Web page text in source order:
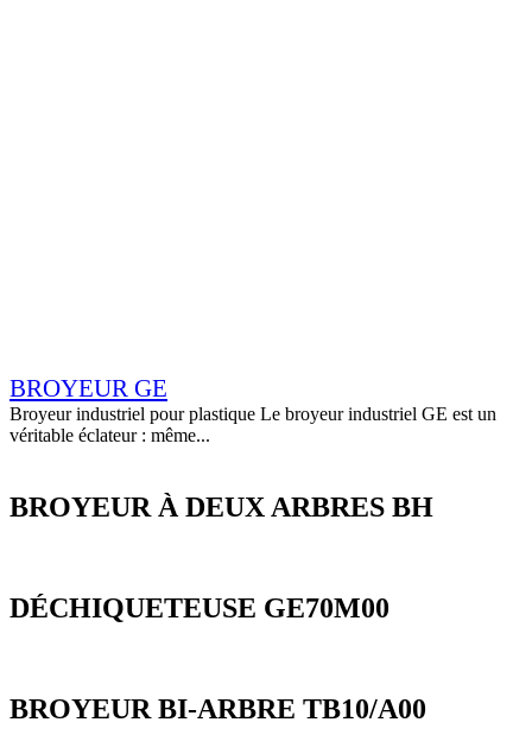
BROYEUR GE
Broyeur industriel pour plastique Le broyeur industriel GE est un
véritable éclateur : même...
BROYEUR À DEUX ARBRES BH
DÉCHIQUETEUSE GE70M00
BROYEUR BI-ARBRE TB10/A00